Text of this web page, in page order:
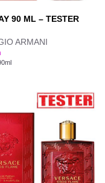
90 ML – TESTER
ARMANI